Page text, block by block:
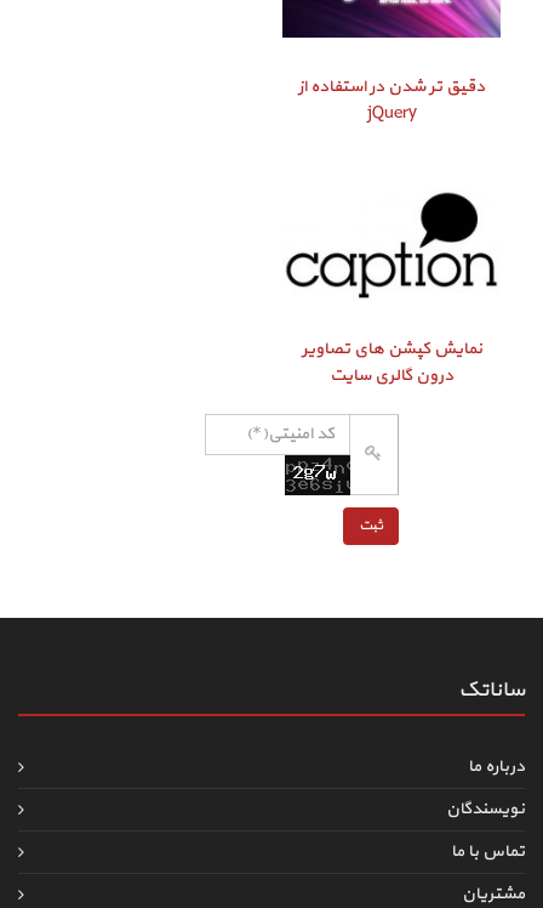
دقیق‌ تر شدن در استفاده از
jQuery
نمایش کپشن‌ های تصاویر
درون گالری سایت
ساناتک
درباره ما
نویسندگان
تماس با ما
مشتریان